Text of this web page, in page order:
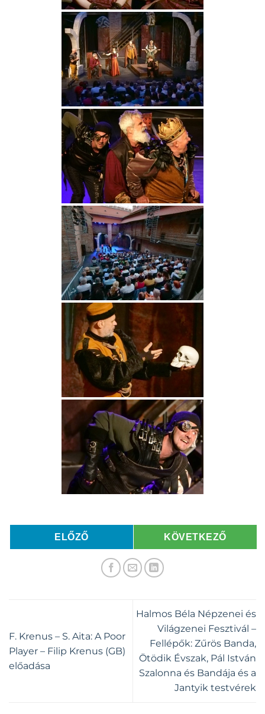
ELŐZŐ KÖVETKEZŐ
F. Krenus – S. Aita: A Poor
Player – Filip Krenus (GB)
előadása
Halmos Béla Népzenei és
Világzenei Fesztivál –
Fellépők: Zűrös Banda,
Ötödik Évszak, Pál István
Szalonna és Bandája és a
Jantyik testvérek